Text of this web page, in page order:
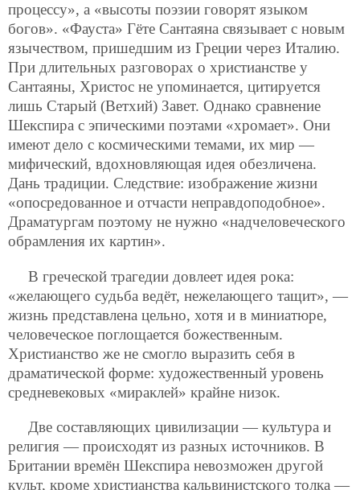
процессу», а «высоты поэзии говорят языком
богов». «Фауста» Гёте Сантаяна связывает с новым
язычеством, пришедшим из Греции через Италию.
При длительных разговорах о христианстве у
Сантаяны, Христос не упоминается, цитируется
лишь Старый (Ветхий) Завет. Однако сравнение
Шекспира с эпическими поэтами «хромает». Они
имеют дело с космическими темами, их мир —
мифический, вдохновляющая идея обезличена.
Дань традиции. Следствие: изображение жизни
«опосредованное и отчасти неправдоподобное».
Драматургам поэтому не нужно «надчеловеческого
обрамления их картин».
В греческой трагедии довлеет идея рока:
«желающего судьба ведёт, нежелающего тащит», —
жизнь представлена цельно, хотя и в миниатюре,
человеческое поглощается божественным.
Христианство же не смогло выразить себя в
драматической форме: художественный уровень
средневековых «мираклей» крайне низок.
Две составляющих цивилизации — культура и
религия — происходят из разных источников. В
Британии времён Шекспира невозможен другой
культ, кроме христианства кальвинистского толка —